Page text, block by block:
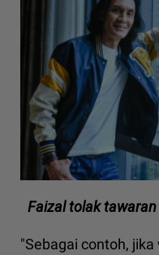
Faizal tolak
"Sebagai contoh,